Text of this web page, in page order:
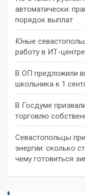
автоматически:
порядок выплат
Юные
работу в ИТ-
В ОП предложили
школьника к 1
В Госдуме
торговлю
Севастопольцы
энергии: сколько
чему готовиться